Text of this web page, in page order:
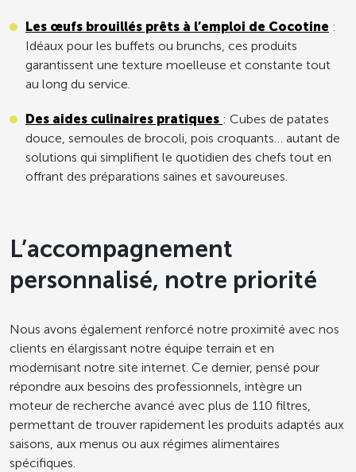
Les œufs brouillés prêts à l’emploi de Cocotine :
Idéaux pour les buffets ou brunchs, ces produits
garantissent une texture moelleuse et constante tout
au long du service.
Des aides culinaires pratiques : Cubes de patates
douce, semoules de brocoli, pois croquants… autant de
solutions qui simplifient le quotidien des chefs tout en
offrant des préparations saines et savoureuses.
L’accompagnement
personnalisé, notre priorité
Nous avons également renforcé notre proximité avec nos
clients en élargissant notre équipe terrain et en
modernisant notre site internet. Ce dernier, pensé pour
répondre aux besoins des professionnels, intègre un
moteur de recherche avancé avec plus de 110 filtres,
permettant de trouver rapidement les produits adaptés aux
saisons, aux menus ou aux régimes alimentaires
spécifiques.